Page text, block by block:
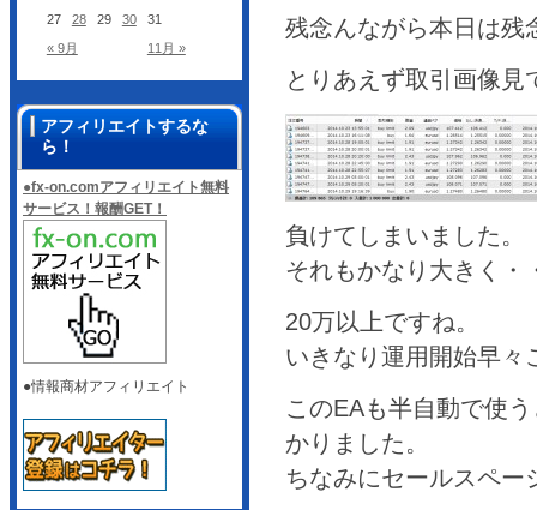
残念んながら本日は残
とりあえず取引画像見
負けてしまいました。
それもかなり大きく・
20万以上ですね。
いきなり運用開始早々
このEAも半自動で使
かりました。
ちなみにセールスペー
« 9月 11月 »
27
28 29 30 31
アフィリエイトするな
ら！
●fx-on.comアフィリエイト無料
サービス！報酬GET！
●情報商材アフィリエイト